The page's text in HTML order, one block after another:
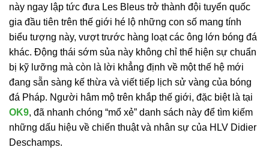
này ngay lập tức đưa Les Bleus trở thành đội tuyển quốc
gia đầu tiên trên thế giới hé lộ những con số mang tính
biểu tượng này, vượt trước hàng loạt các ông lớn bóng đá
khác. Động thái sớm sủa này không chỉ thể hiện sự chuẩn
bị kỹ lưỡng mà còn là lời khẳng định về một thế hệ mới
đang sẵn sàng kế thừa và viết tiếp lịch sử vàng của bóng
đá Pháp. Người hâm mộ trên khắp thế giới, đặc biệt là tại
OK9, đã nhanh chóng “mổ xẻ” danh sách này để tìm kiếm
những dấu hiệu về chiến thuật và nhân sự của HLV Didier
Deschamps.